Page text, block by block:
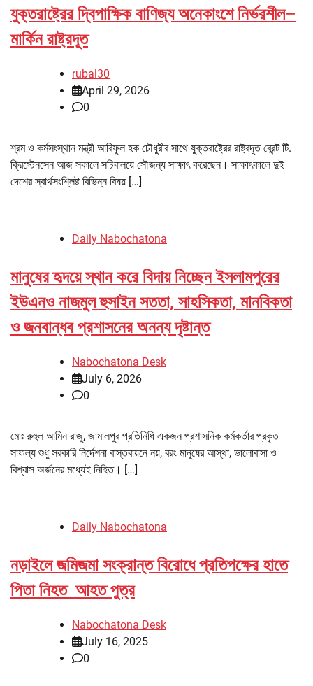
যুক্তরাষ্ট্রের দ্বিপাক্ষিক বাণিজ্য অনেকাংশে নির্ভরশীল–
মার্কিন রাষ্ট্রদূত
rubal30
April 29, 2026
0
শ্রম ও কর্মসংস্থান মন্ত্রী আরিফুল হক চৌধুরীর সাথে যুক্তরাষ্ট্রের রাষ্ট্রদূত ব্রেন্ট টি.
ক্রিস্টেনসেন আজ সকালে সচিবালয়ে সৌজন্য সাক্ষাৎ করেছেন। সাক্ষাৎকালে দুই
দেশের স্বার্থসংশ্লিষ্ট বিভিন্ন বিষয় […]
Daily Nabochatona
মানুষের হৃদয়ে স্থান করে বিদায় নিচ্ছেন ইসলামপুরের
ইউএনও নাজমুল হুসাইন সততা, সাহসিকতা, মানবিকতা
ও জনবান্ধব প্রশাসনের অনন্য দৃষ্টান্ত
Nabochatona Desk
July 6, 2026
0
মোঃ রুহুল আমিন রাজু, জামালপুর প্রতিনিধি একজন প্রশাসনিক কর্মকর্তার প্রকৃত
সাফল্য শুধু সরকারি নির্দেশনা বাস্তবায়নে নয়, বরং মানুষের আস্থা, ভালোবাসা ও
বিশ্বাস অর্জনের মধ্যেই নিহিত। […]
Daily Nabochatona
নড়াইলে জমিজমা সংক্রান্ত বিরোধে প্রতিপক্ষের হাতে
পিতা নিহত আহত পুত্র
Nabochatona Desk
July 16, 2025
0